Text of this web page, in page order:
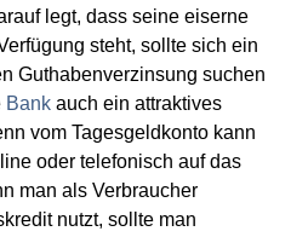
legt, dass seine eiserne
steht, sollte sich ein
Guthabenverzinsung suchen
Bank auch ein attraktives
vom Tagesgeldkonto kann
oder telefonisch auf das
man als Verbraucher
nutzt, sollte man